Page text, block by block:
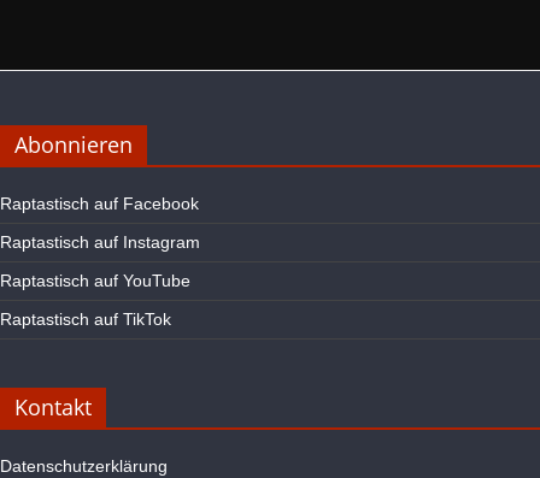
Abonnieren
Raptastisch auf Facebook
Raptastisch auf Instagram
Raptastisch auf YouTube
Raptastisch auf TikTok
Kontakt
Datenschutzerklärung